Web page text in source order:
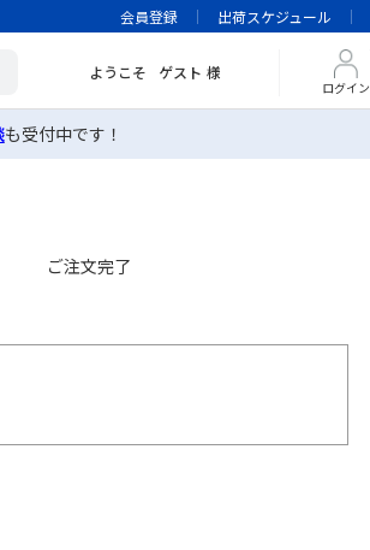
会員登録 出荷スケジュール
ようこそ ゲスト 様
ログイン
も受付中です！
ご注文完了